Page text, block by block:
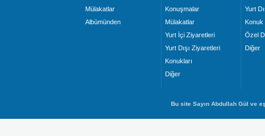
Mülakatlar
Albümünden
Konuşmalar
Mülakatlar
Yurt İçi Ziyaretleri
Yurt Dışı Ziyaretleri
Konukları
Diğer
Yurt
Konuk
Özel
Diğer
Bu site Sayın Abdullah Gül ve